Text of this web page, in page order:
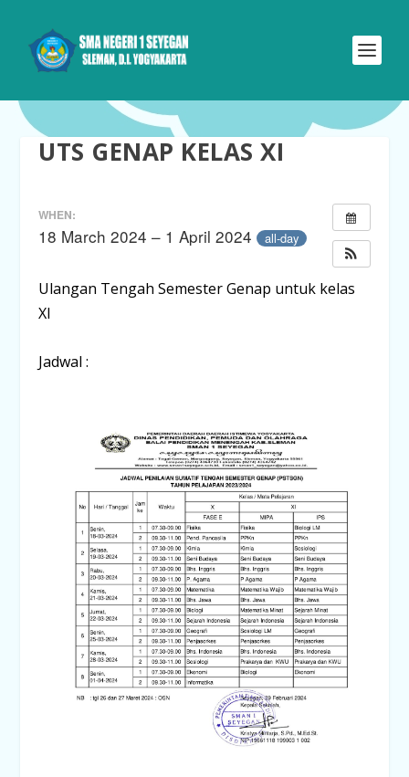
UTS GENAP KELAS XI
WHEN:
18 March 2024 – 1 April 2024 all-day
Ulangan Tengah Semester Genap untuk kelas
XI
Jadwal :